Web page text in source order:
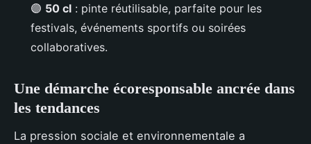
🟣 50 cl : pinte réutilisable, parfaite pour les
festivals, événements sportifs ou soirées
collaboratives.
Une démarche écoresponsable ancrée dans
les tendances
La pression sociale et environnementale a